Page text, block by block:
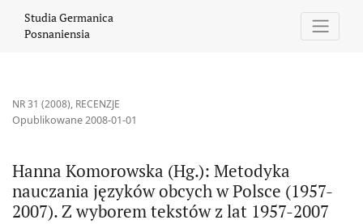
Studia Germanica
Posnaniensia
NR 31 (2008), RECENZJE
Hanna Komorowska (Hg.): Metodyka
nauczania języków obcych w Polsce (1957-
2007). Z wyborem tekstów z lat 1957-2007
Opublikowane 2008-01-01